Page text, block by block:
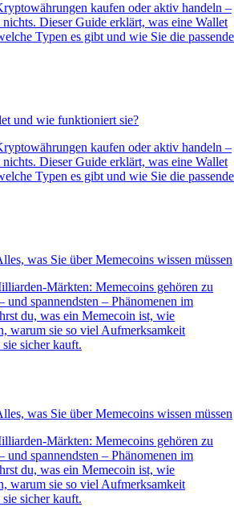
kaufen oder aktiv handeln –
Dieser Guide erklärt, was eine Wallet
Typen es gibt und wie Sie die passende
und wie funktioniert sie?
kaufen oder aktiv handeln –
Dieser Guide erklärt, was eine Wallet
Typen es gibt und wie Sie die passende
was Sie über Memecoins wissen müssen
Märkten: Memecoins gehören zu
und spannendsten – Phänomenen im
du, was ein Memecoin ist, wie
warum sie so viel Aufmerksamkeit
sicher kauft.
was Sie über Memecoins wissen müssen
Märkten: Memecoins gehören zu
und spannendsten – Phänomenen im
du, was ein Memecoin ist, wie
warum sie so viel Aufmerksamkeit
sicher kauft.